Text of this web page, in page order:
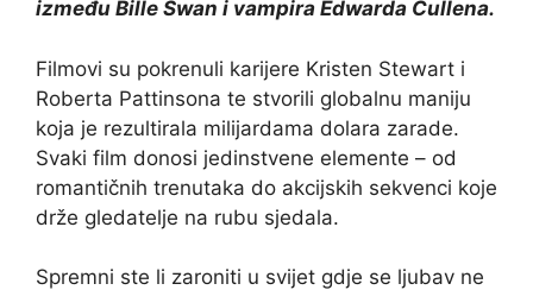
između Bille Swan i vampira Edwarda Cullena.
Filmovi su pokrenuli karijere Kristen Stewart i
Roberta Pattinsona te stvorili globalnu maniju
koja je rezultirala milijardama dolara zarade.
Svaki film donosi jedinstvene elemente – od
romantičnih trenutaka do akcijskih sekvenci koje
drže gledatelje na rubu sjedala.
Spremni ste li zaroniti u svijet gdje se ljubav ne